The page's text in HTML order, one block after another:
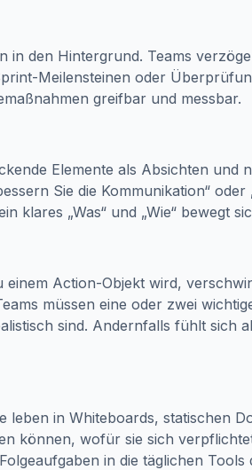
in den Hintergrund. Teams
Meilensteinen oder
greifbar und messbar.
Elemente als Absichten und
Sie die Kommunikation“
klares „Was“ und „Wie“ bewegt
einem Action-Objekt wird,
müssen eine oder zwei
sind. Andernfalls fühlt sich
in Whiteboards, statischen
können, wofür sie sich
in die täglichen Tools